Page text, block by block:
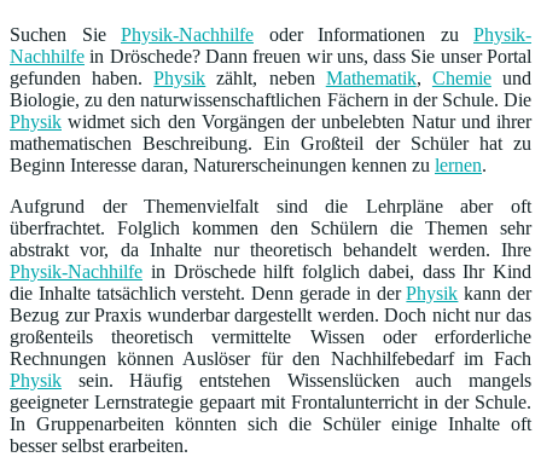
Suchen Sie Physik-Nachhilfe oder Informationen zu Physik-
Nachhilfe in Dröschede? Dann freuen wir uns, dass Sie unser Portal
gefunden haben.Physik zählt, neben Mathematik, Chemieund
Biologie, zu den naturwissenschaftlichen Fächern in der Schule. Die
Physik widmet sich den Vorgängen der unbelebten Natur und ihrer
mathematischen Beschreibung. Ein Großteil der Schüler hat zu
Beginn Interesse daran, Naturerscheinungen kennen zu lernen.
Aufgrund der Themenvielfalt sind die Lehrpläne aber oft
überfrachtet. Folglich kommen den Schülern die Themen sehr
abstrakt vor, da Inhalte nur theoretisch behandelt werden. Ihre
Physik-Nachhilfe in Dröschede hilft folglich dabei, dass Ihr Kind
die Inhalte tatsächlich versteht. Denn gerade in derPhysik kann der
Bezug zur Praxis wunderbar dargestellt werden. Doch nicht nur das
großenteils theoretisch vermittelte Wissen oder erforderliche
Rechnungen können Auslöser für den Nachhilfebedarf im Fach
Physik sein. Häufig entstehen Wissenslücken auch mangels
geeigneter Lernstrategie gepaart mit Frontalunterricht in der Schule.
In Gruppenarbeiten könnten sich die Schüler einige Inhalte oft
besser selbst erarbeiten.